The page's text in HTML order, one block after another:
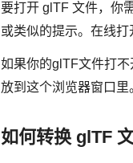
要打开 glTF 文件，你
或类似的提示。在线打
如果你的glTF文件打
放到这个浏览器窗口里
如何转换 glTF